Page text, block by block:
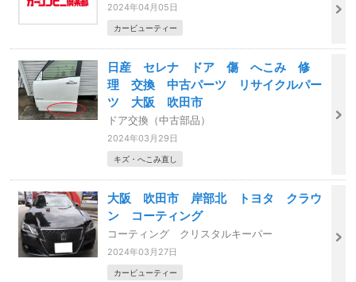
2024年04月05日
カービューティー
日産 セレナ ドア 傷 へこみ 修
理 交換 中古パーツ リサイクルパー
ツ 大阪 吹田市
ドア交換（中古部品）
2024年03月29日
キズ・へこみ直し
大阪 吹田市 岸部北 トヨタ クラウ
ン コーティング
コーティング クリスタルキーパー
2024年03月27日
カービューティー